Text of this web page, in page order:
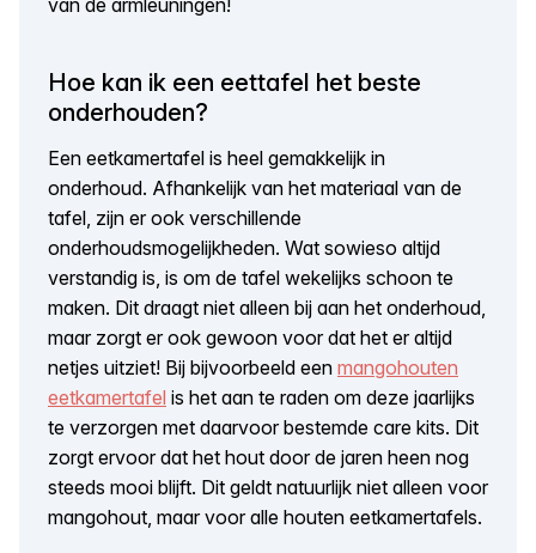
van de armleuningen!
Hoe kan ik een eettafel het beste
onderhouden?
Een eetkamertafel is heel gemakkelijk in
onderhoud. Afhankelijk van het materiaal van de
tafel, zijn er ook verschillende
onderhoudsmogelijkheden. Wat sowieso altijd
verstandig is, is om de tafel wekelijks schoon te
maken. Dit draagt niet alleen bij aan het onderhoud,
maar zorgt er ook gewoon voor dat het er altijd
netjes uitziet! Bij bijvoorbeeld een mangohouten
eetkamertafel is het aan te raden om deze jaarlijks
te verzorgen met daarvoor bestemde care kits. Dit
zorgt ervoor dat het hout door de jaren heen nog
steeds mooi blijft. Dit geldt natuurlijk niet alleen voor
mangohout, maar voor alle houten eetkamertafels.